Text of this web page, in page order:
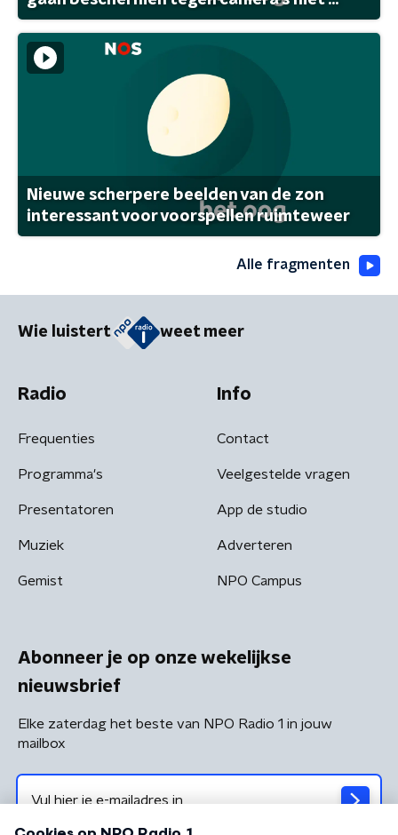
Nieuwe scherpere beelden van de zon
interessant voor voorspellen ruimteweer
Alle fragmenten
Wie luistert weet meer
Radio
Frequenties
Programma's
Presentatoren
Muziek
Gemist
Info
Contact
Veelgestelde vragen
App de studio
Adverteren
NPO Campus
Abonneer je op onze wekelijkse
nieuwsbrief
Elke zaterdag het beste van NPO Radio 1 in jouw
mailbox